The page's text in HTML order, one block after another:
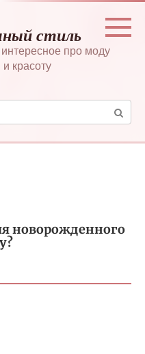
стиль
про моду
и красоту
новорожденного